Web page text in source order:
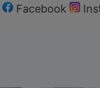
Facebook